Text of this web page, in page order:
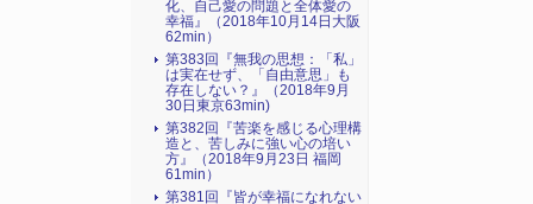
化、自己愛の問題と全体愛の
幸福』（2018年10月14日大阪
62min）
第383回『無我の思想：「私」
は実在せず、「自由意思」も
存在しない？』（2018年9月
30日東京63min)
第382回『苦楽を感じる心理構
造と、苦しみに強い心の培い
方』（2018年9月23日 福岡
61min）
第381回『皆が幸福になれない